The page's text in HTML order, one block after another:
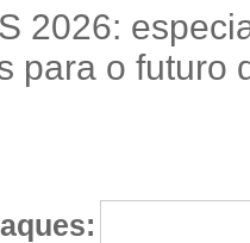
2026:
para o futuro